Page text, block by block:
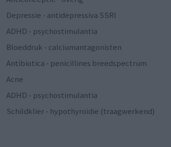
Depressie - antidepressiva SSRI
ADHD - psychostimulantia
Bloeddruk - calciumantagonisten
Antibiotica - penicillines breedspectrum
Acne
ADHD - psychostimulantia
Schildklier - hypothyroidie (traagwerkend)